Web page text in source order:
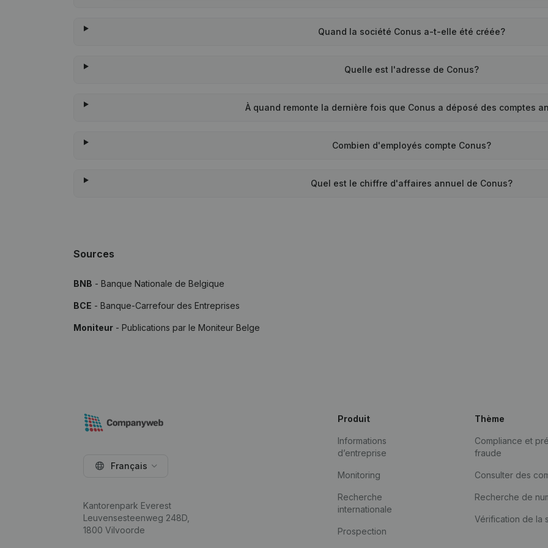
Quand la société Conus a-t-elle été créée?
Quelle est l'adresse de Conus?
À quand remonte la dernière fois que Conus a déposé des comptes
Combien d'employés compte Conus?
Quel est le chiffre d'affaires annuel de Conus?
Sources
BNB - Banque Nationale de Belgique
BCE - Banque-Carrefour des Entreprises
Moniteur - Publications par le Moniteur Belge
Français
Kantorenpark Everest
Leuvensesteenweg 248D,
1800 Vilvoorde
Produit
Informations
d’entreprise
Monitoring
Recherche
internationale
Prospection
Thème
Compliance et
fraude
Consulter des
Recherche de
Vérification de la